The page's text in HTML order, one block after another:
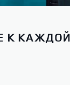
К КАЖДОЙ